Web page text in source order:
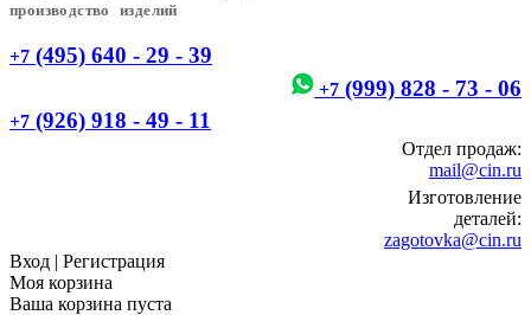
производство изделий
+7 (495) 640 - 29 - 39
+7 (999) 828 - 73 - 06
+7 (926) 918 - 49 - 11
Отдел продаж:
mail@cin.ru
Изготовление
деталей:
zagotovka@cin.ru
Вход | Регистрация
Моя корзина
Ваша корзина пуста